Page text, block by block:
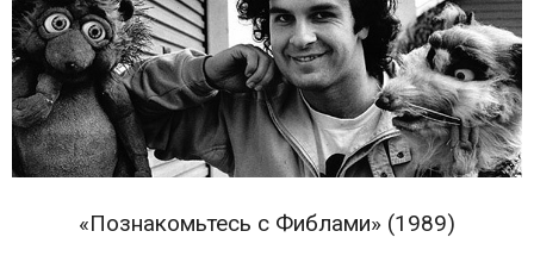
«Познакомьтесь с Фиблами» (1989)